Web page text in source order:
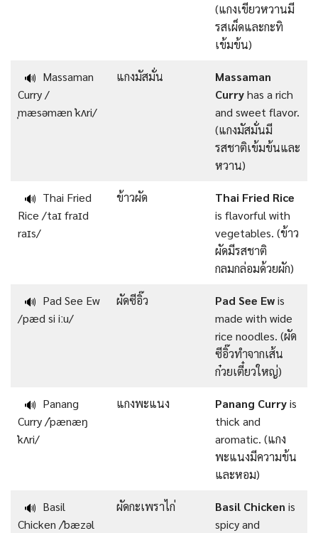
(แกงเขียวหวานมี
รสเผ็ดและกะทิ
เข้มข้น)
🔊 Massaman
Curry /
ˌmæsəmæn ˈkʌri/
แกงมัสมั่น
Massaman
Curryhas a rich
and sweet flavor.
(แกงมัสมั่นมี
รสชาติเข้มข้นและ
หวาน)
🔊 Thai Fried
Rice /taɪ fraɪd
raɪs/
ข้าวผัด
Thai Fried Rice
is flavorful with
vegetables. (ข้าว
ผัดมีรสชาติ
กลมกล่อมด้วยผัก)
🔊 Pad See Ew
/pæd si iːu/
ผัดซีอิ๊ว Pad See Ewis
made with wide
rice noodles. (ผัด
ซีอิ๊วทำจากเส้น
ก๋วยเตี๋ยวใหญ่)
🔊 Panang
Curry /ˈpænæŋ
ˈkʌri/
แกงพะแนง Panang Curryis
thick and
aromatic. (แกง
พะแนงมีความข้น
และหอม)
🔊 Basil
Chicken /ˈbæzəl
ผัดกะเพราไก่ Basil Chicken is
spicy and